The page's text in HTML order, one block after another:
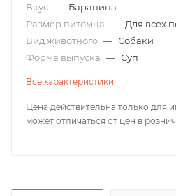
Вкус — Баранина
Размер питомца — Для всех
Вид животного — Собаки
Форма выпуска — Суп
Все характеристики
Цена действительна только для
может отличаться от цен в